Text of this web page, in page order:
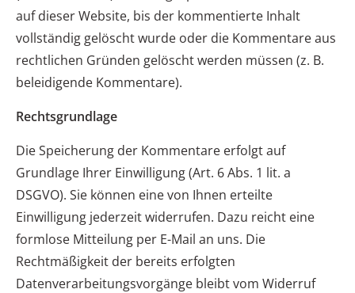
auf dieser Website, bis der kommentierte Inhalt
vollständig gelöscht wurde oder die Kommentare aus
rechtlichen Gründen gelöscht werden müssen (z. B.
beleidigende Kommentare).
Rechtsgrundlage
Die Speicherung der Kommentare erfolgt auf
Grundlage Ihrer Einwilligung (Art. 6 Abs. 1 lit. a
DSGVO). Sie können eine von Ihnen erteilte
Einwilligung jederzeit widerrufen. Dazu reicht eine
formlose Mitteilung per E-Mail an uns. Die
Rechtmäßigkeit der bereits erfolgten
Datenverarbeitungsvorgänge bleibt vom Widerruf